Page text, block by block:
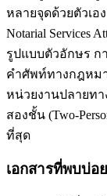
หลายจุดด้วยตัวเอ
Notarial Services
รูปแบบตัวอักษร ก
คำศัพท์ทางกฎหม
หน่วยงานปลายทา
สองชั้น (Two-
ที่สุด
เอกสารที่พบบ่อ